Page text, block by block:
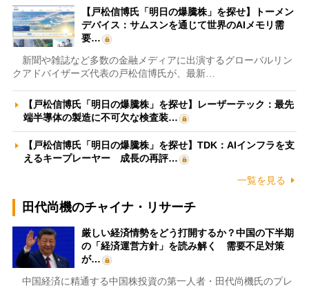
【戸松信博氏「明日の爆騰株」を探せ】トーメン
デバイス：サムスンを通じて世界のAIメモリ需
要…
新聞や雑誌など多数の金融メディアに出演するグローバルリン
クアドバイザーズ代表の戸松信博氏が、最新…
【戸松信博氏「明日の爆騰株」を探せ】レーザーテック：最先
端半導体の製造に不可欠な検査装…
【戸松信博氏「明日の爆騰株」を探せ】TDK：AIインフラを支
えるキープレーヤー 成長の再評…
一覧を見る
田代尚機のチャイナ・リサーチ
厳しい経済情勢をどう打開するか？中国の下半期
の「経済運営方針」を読み解く 需要不足対策
が…
中国経済に精通する中国株投資の第一人者・田代尚機氏のプレ